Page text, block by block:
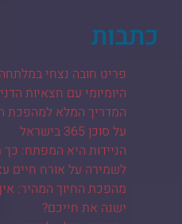
כתבות
פריט חובה נצחי
היומיומי עם חצאיות
המדריך המלא למהפכת
על סוכן 365 בישראל
הניידות היא המפתח:
לשמירה על אורח חיים
מהפכת החיוך המהיר:
ישנה את חייכם?